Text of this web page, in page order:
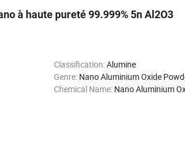
à haute pureté 99.999% 5n Al2O3
Classification:Alumine
Genre: Nano Aluminium Oxide
Chemical Name: Nano Aluminium